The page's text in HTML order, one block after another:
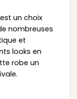
un choix
nombreuses
et
looks en
robe un